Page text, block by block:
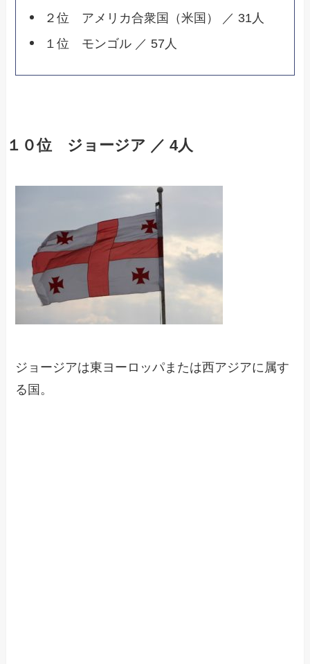
２位 アメリカ合衆国（米国） ／ 31人
１位 モンゴル ／ 57人
１０位 ジョージア ／ 4人
ジョージアは東ヨーロッパまたは西アジアに属す
る国。